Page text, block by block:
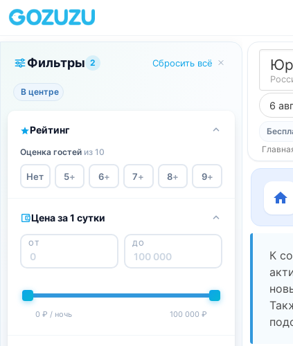
Фильтры 2 Сбросить всё
В центре
Рейтинг
Оценка гостей из 10
Нет 5+ 6+ 7+ 8+ 9+
Цена за 1 сутки
ОТ ДО
0 ₽ / ночь 100 000 ₽
6
К